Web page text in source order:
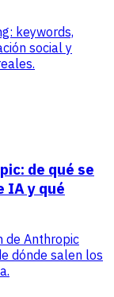
keywords,
social y
de qué se
IA y qué
de Anthropic
dónde salen los